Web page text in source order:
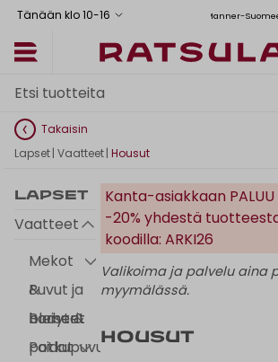
Tänään klo 10-16
Toimituskulut alk. 6,90€
Ilmainen toimitus Manner-
Takaisin
Lapset| Vaatteet| Housut
Lapset
Vaatteet
Mekot
&
hameet
Puvut ja
bleiserit
Bodyt &
potkupuvut
Paidat
Kanta-asiakkaan PALUU
-20% yhdestä
koodilla: ARKI26
Valikoima ja palvelu aina
myymälässä.
Housut